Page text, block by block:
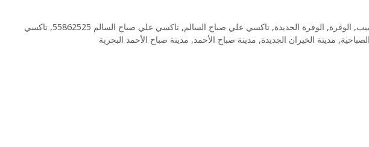
, الوفرة, الوفرة الجديدة, تاكسي علي صباح السالم, تاكسي علي صباح السالم 55862525 , تاكسي
, مدينة الخيران الجديدة, مدينة صباح الأحمد, مدينة صباح الأحمد البحرية